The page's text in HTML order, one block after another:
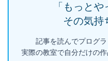
「もっとや
その気持
記事を読んでプログラ
実際の教室で自分だけの